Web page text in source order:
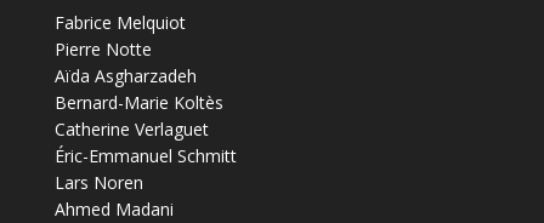
Fabrice Melquiot
Pierre Notte
Aïda Asgharzadeh
Bernard-Marie Koltès
Catherine Verlaguet
Éric-Emmanuel Schmitt
Lars Noren
Ahmed Madani